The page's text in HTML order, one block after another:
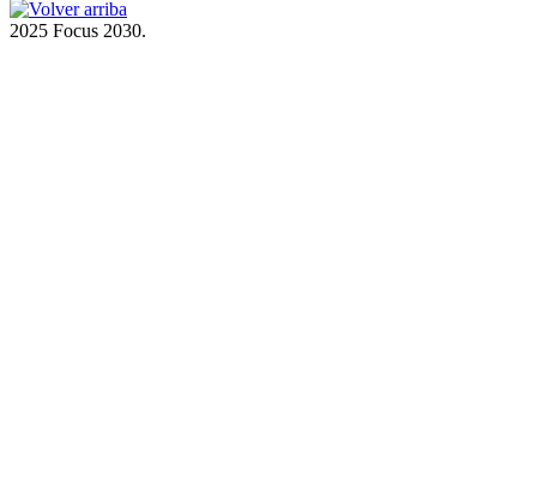
2025 Focus 2030.